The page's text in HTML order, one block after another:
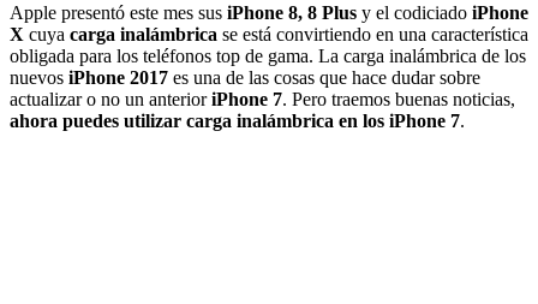
Apple presentó este mes sus iPhone 8, 8 Plus y el codiciado iPhone
X cuya carga inalámbrica se está convirtiendo en una característica
obligada para los teléfonos top de gama. La carga inalámbrica de los
nuevos iPhone 2017 es una de las cosas que hace dudar sobre
actualizar o no un anterioriPhone 7. Pero traemos buenas noticias,
ahora puedes utilizar carga inalámbrica en los iPhone 7.